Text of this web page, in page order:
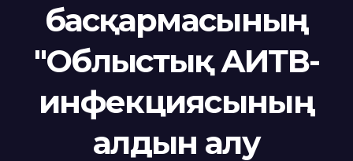
басқармасының
"Облыстық АИТВ-
инфекциясының
алдын алу